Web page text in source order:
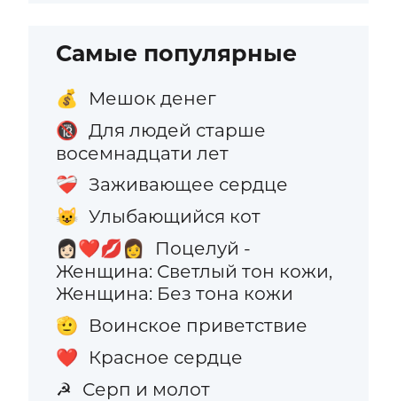
Самые популярные
💰 Мешок денег
🔞 Для людей старше
восемнадцати лет
❤️‍🩹 Заживающее сердце
😺 Улыбающийся кот
👩🏻‍❤️‍💋‍👩
Поцелуй -
Женщина: Светлый тон кожи,
Женщина: Без тона кожи
🫡 Воинское приветствие
❤️ Красное сердце
☭ Серп и молот